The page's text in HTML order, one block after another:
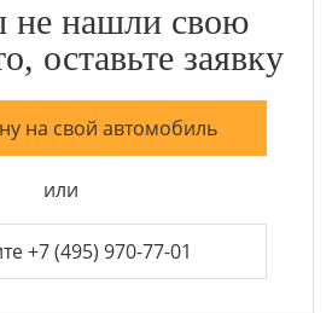
не нашли свою
оставьте заявку
на свой автомобиль
или
+7 (495) 970-77-01